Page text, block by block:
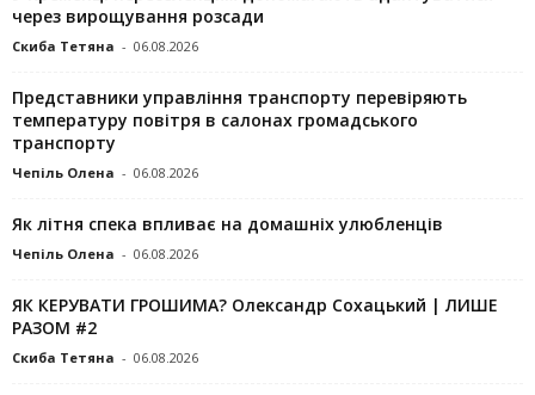
через вирощування розсади
Скиба Тетяна - 06.08.2026
Представники управління транспорту перевіряють
температуру повітря в салонах громадського
транспорту
Чепіль Олена - 06.08.2026
Як літня спека впливає на домашніх улюбленців
Чепіль Олена - 06.08.2026
ЯК КЕРУВАТИ ГРОШИМА? Олександр Сохацький | ЛИШЕ
РАЗОМ #2
Скиба Тетяна - 06.08.2026